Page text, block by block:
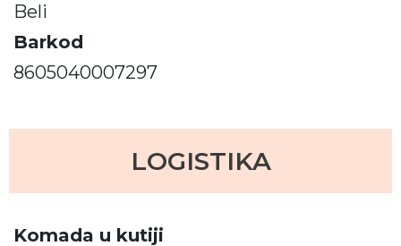
Beli
Barkod
8605040007297
LOGISTIKA
Komada u kutiji